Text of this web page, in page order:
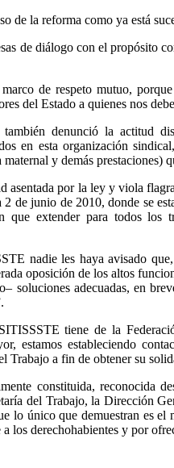
de la reforma como ya está
de diálogo con el propósito
de respeto mutuo,
del Estado a quienes nos
denunció la actitud
en esta organización
y demás prestaciones)
por la ley y viola
de junio de 2010, donde se
extender para todos los
nadie les haya avisado
oposición de los altos
soluciones adecuadas, en
tiene de la
estamos estableciendo
Trabajo a fin de obtener su
constituida, reconocida
del Trabajo, la Dirección
lo único que demuestran es
los derechohabientes y por